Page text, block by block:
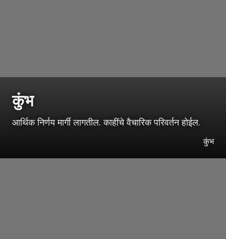
कुंभ
आर्थिक निर्णय मार्गी लागतील. काहींचे वैचारिक परिवर्तन होईल.
कुंभ